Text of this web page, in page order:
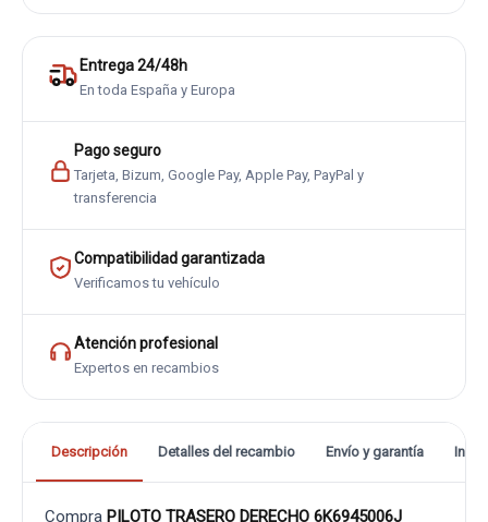
Entrega 24/48h
En toda España y Europa
Pago seguro
Tarjeta, Bizum, Google Pay, Apple Pay, PayPal y
transferencia
Compatibilidad garantizada
Verificamos tu vehículo
Atención profesional
Expertos en recambios
Descripción Detalles del recambio Envío y garantía
Compra PILOTO TRASERO DERECHO 6K6945006J